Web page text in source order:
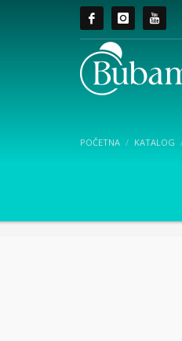
POČETNA KATALOG